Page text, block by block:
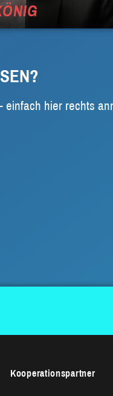
einfach hier rechts
Kooperationspartner